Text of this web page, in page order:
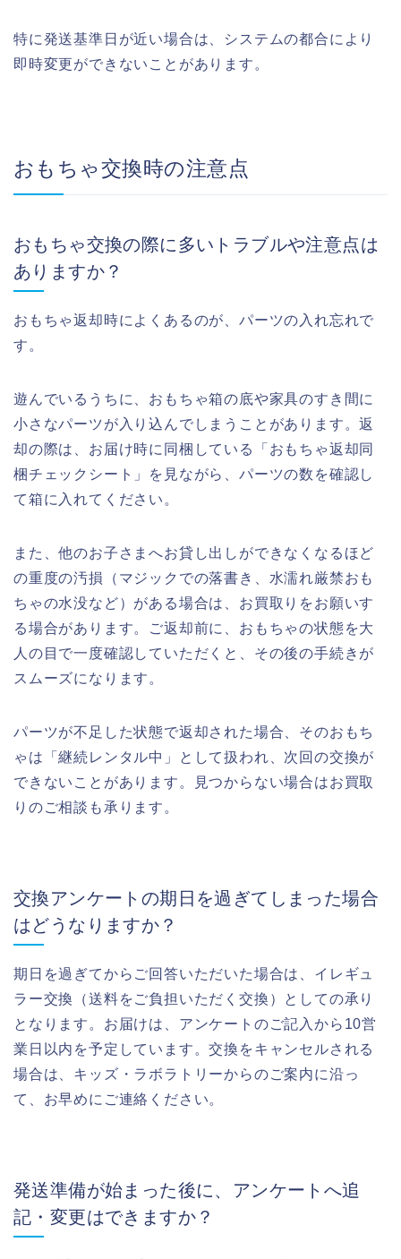
特に発送基準日が近い場合は、システムの都合により
即時変更ができないことがあります。
おもちゃ交換時の注意点
おもちゃ交換の際に多いトラブルや注意点は
ありますか？
おもちゃ返却時によくあるのが、パーツの入れ忘れで
す。
遊んでいるうちに、おもちゃ箱の底や家具のすき間に
小さなパーツが入り込んでしまうことがあります。返
却の際は、お届け時に同梱している「おもちゃ返却同
梱チェックシート」を見ながら、パーツの数を確認し
て箱に入れてください。
また、他のお子さまへお貸し出しができなくなるほど
の重度の汚損（マジックでの落書き、水濡れ厳禁おも
ちゃの水没など）がある場合は、お買取りをお願いす
る場合があります。ご返却前に、おもちゃの状態を大
人の目で一度確認していただくと、その後の手続きが
スムーズになります。
パーツが不足した状態で返却された場合、そのおもち
ゃは「継続レンタル中」として扱われ、次回の交換が
できないことがあります。見つからない場合はお買取
りのご相談も承ります。
交換アンケートの期日を過ぎてしまった場合
はどうなりますか？
期日を過ぎてからご回答いただいた場合は、イレギュ
ラー交換（送料をご負担いただく交換）としての承り
となります。お届けは、アンケートのご記入から10営
業日以内を予定しています。交換をキャンセルされる
場合は、キッズ・ラボラトリーからのご案内に沿っ
て、お早めにご連絡ください。
発送準備が始まった後に、アンケートへ追
記・変更はできますか？